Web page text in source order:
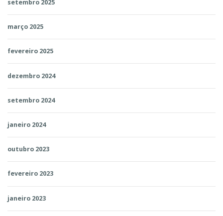
setembro 2025
março 2025
fevereiro 2025
dezembro 2024
setembro 2024
janeiro 2024
outubro 2023
fevereiro 2023
janeiro 2023